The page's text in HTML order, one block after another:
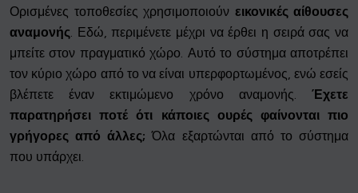
Ορισμένες τοποθεσίες χρησιμοποιούν εικονικές αίθουσες
αναμονής. Εδώ, περιμένετε μέχρι να έρθει η σειρά σας να
μπείτε στον πραγματικό χώρο. Αυτό το σύστημα αποτρέπει
τον κύριο χώρο από το να είναι υπερφορτωμένος, ενώ εσείς
βλέπετε έναν εκτιμώμενο χρόνο αναμονής. Έχετε
παρατηρήσει ποτέ ότι κάποιες ουρές φαίνονται πιο
γρήγορες από άλλες; Όλα εξαρτώνται από το σύστημα
που υπάρχει.